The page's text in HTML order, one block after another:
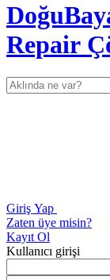
Repair
Giriş Yap
Zaten üye misin?
Kayıt Ol
Kullanıcı girişi